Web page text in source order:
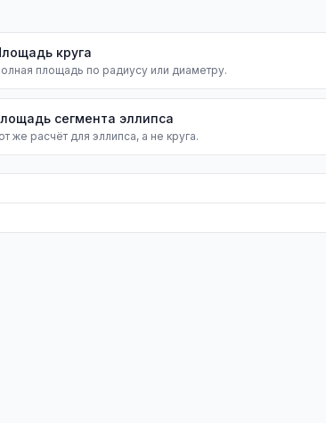
круга
площадь по радиусу или диаметру.
сегмента эллипса
же расчёт для эллипса, а не круга.